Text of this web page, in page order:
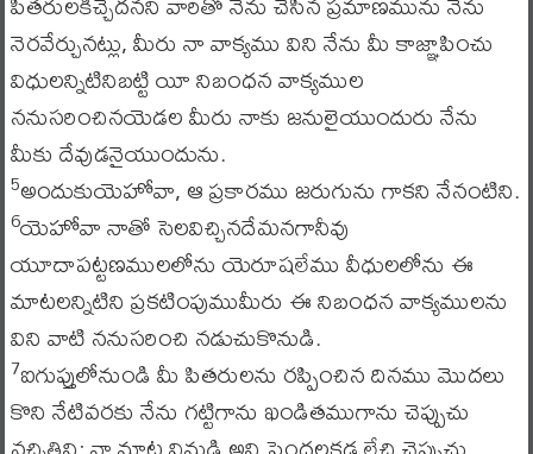
నెరవేర్చునట్లు, మీరు నా వాక్యము విని నేను మీ కాజ్ఞాపించు
విధులన్నిటినిబట్టి యీ నిబంధన వాక్యముల
ననుసరించినయెడల మీరు నాకు జనులైయుందురు నేను
మీకు దేవుడనైయుందును.
5అందుకుయెహోవా, ఆ ప్రకారము జరుగును గాకని నేనంటిని.
6యెహోవా నాతో సెలవిచ్చినదేమనగానీవు
యూదాపట్టణములలోను యెరూషలేము వీధులలోను ఈ
మాటలన్నిటిని ప్రకటింపుముమీరు ఈ నిబంధన వాక్యములను
విని వాటి ననుసరించి నడుచుకొనుడి.
7ఐగుప్తులోనుండి మీ పితరులను రప్పించిన దినము మొదలు
కొని నేటివరకు నేను గట్టిగాను ఖండితముగాను చెప్పుచు